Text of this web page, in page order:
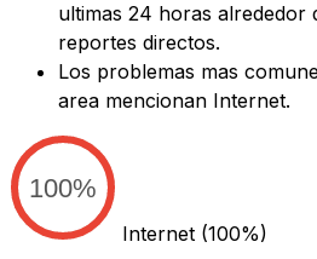
ultimas 24 horas alrededor
reportes directos.
Los problemas mas
area mencionan Internet.
100%
Internet (100%)